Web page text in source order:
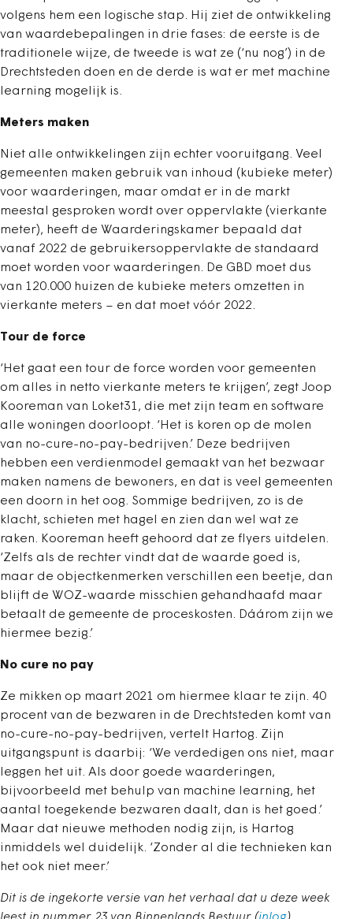
volgens hem een logische stap. Hij ziet de ontwikkeling
van waardebepalingen in drie fases: de eerste is de
traditionele wijze, de tweede is wat ze (‘nu nog’) in de
Drechtsteden doen en de derde is wat er met machine
learning mogelijk is.
Meters maken
Niet alle ontwikkelingen zijn echter vooruitgang. Veel
gemeenten maken gebruik van inhoud (kubieke meter)
voor waarderingen, maar omdat er in de markt
meestal gesproken wordt over ­oppervlakte (vierkante
meter), heeft de Waarderingskamer bepaald dat
vanaf 2022 de gebruikersoppervlakte de standaard
moet worden voor waarderingen. De GBD moet dus
van 120.000 huizen de kubieke meters omzetten in
vierkante meters – en dat moet vóór 2022.
Tour de force
‘Het gaat een tour de force worden voor gemeenten
om alles in netto vierkante ­meters te krijgen’, zegt Joop
Kooreman van Loket31, die met zijn team en software
alle woningen doorloopt. ‘Het is koren op de molen
van no-cure-no-pay-­bedrijven.’ Deze bedrijven
hebben een verdienmodel gemaakt van het bezwaar
maken namens de bewoners, en dat is veel gemeenten
een doorn in het oog. Sommige bedrijven, zo is de
klacht, schieten met ­hagel en zien dan wel wat ze
raken. Kooreman heeft gehoord dat ze flyers uitdelen.
‘Zelfs als de rechter vindt dat de waarde goed is,
maar de objectkenmerken verschillen een beetje, dan
blijft de WOZ-waarde misschien gehandhaafd maar
betaalt de gemeente de proceskosten. Dáárom zijn we
hiermee bezig.’
No cure no pay
Ze mikken op maart 2021 om hiermee klaar te zijn. 40
procent van de bezwaren in de Drechtsteden komt van
no-cure-no-pay-bedrijven, vertelt Hartog. Zijn
uitgangspunt is daarbij: ‘We verdedigen ons niet, maar
leggen het uit. Als door goede waarderingen,
bijvoorbeeld met behulp van machine learning, het
aantal toegekende bezwaren daalt, dan is het goed.’
Maar dat nieuwe methoden nodig zijn, is Hartog
inmiddels wel duidelijk. ‘Zonder al die technieken kan
het ook niet meer.’
Dit is de ingekorte versie van het verhaal dat u deze week